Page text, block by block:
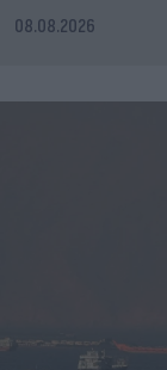
08.08.2026